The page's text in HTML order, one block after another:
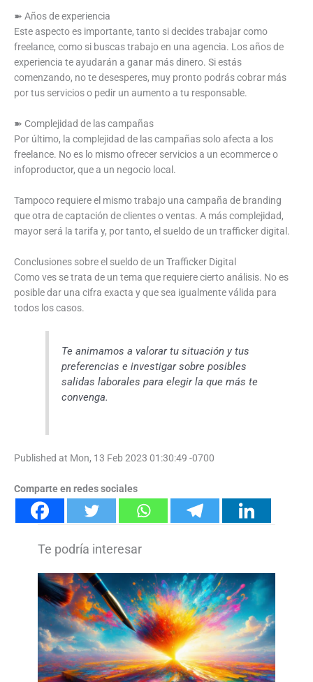
➽ Años de experiencia
Este aspecto es importante, tanto si decides trabajar como
freelance, como si buscas trabajo en una agencia. Los años de
experiencia te ayudarán a ganar más dinero. Si estás
comenzando, no te desesperes, muy pronto podrás cobrar más
por tus servicios o pedir un aumento a tu responsable.
➽ Complejidad de las campañas
Por último, la complejidad de las campañas solo afecta a los
freelance. No es lo mismo ofrecer servicios a un ecommerce o
infoproductor, que a un negocio local.
Tampoco requiere el mismo trabajo una campaña de branding
que otra de captación de clientes o ventas. A más complejidad,
mayor será la tarifa y, por tanto, el sueldo de un trafficker digital.
Conclusiones sobre el sueldo de un Trafficker Digital
Como ves se trata de un tema que requiere cierto análisis. No es
posible dar una cifra exacta y que sea igualmente válida para
todos los casos.
Te animamos a valorar tu situación y tus
preferencias e investigar sobre posibles
salidas laborales para elegir la que más te
convenga.
Published at Mon, 13 Feb 2023 01:30:49 -0700
Comparte en redes sociales